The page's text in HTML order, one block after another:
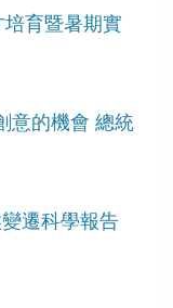
育暨暑期實
意的機會 總統
遷科學報告